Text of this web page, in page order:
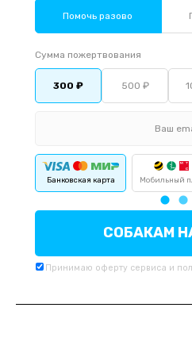
Помочь разово
Сумма пожертвования
300 ₽ 500 ₽
Банковская карта Мобильный
СОБАКАМ
Принимаю оферту сервиса и